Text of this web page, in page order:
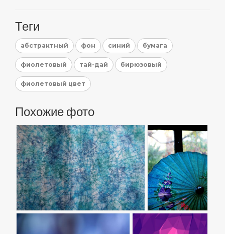
Теги
абстрактный фон синий бумага
фиолетовый тай-дай бирюзовый
фиолетовый цвет
Похожие фото